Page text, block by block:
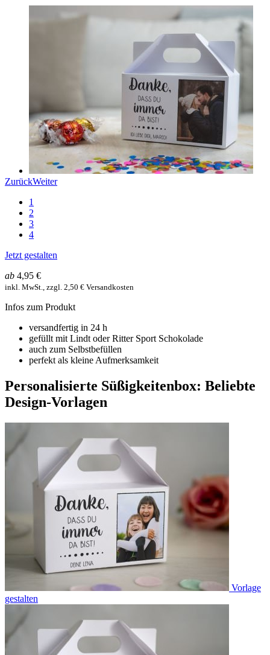
ZurückWeiter
1
2
3
4
Jetzt gestalten
ab 4,95 €
inkl. MwSt., zzgl. 2,50 € Versandkosten
Infos zum Produkt
versandfertig in 24 h
gefüllt mit Lindt oder Ritter Sport Schokolade
auch zum Selbstbefüllen
perfekt als kleine Aufmerksamkeit
Personalisierte Süßigkeitenbox: Beliebte
Design-Vorlagen
Vorlage
gestalten